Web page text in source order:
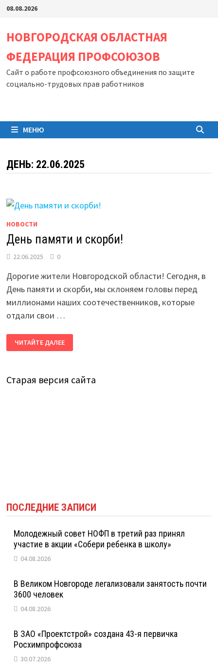
Перейти
содержимому
08.08.2026
НОВГОРОДСКАЯ ОБЛАСТНАЯ
ФЕДЕРАЦИЯ ПРОФСОЮЗОВ
Сайт о работе профсоюзного объединения по защите
социально-трудовых прав работников
МЕНЮ
ДЕНЬ: 22.06.2025
НОВОСТИ
День памяти и скорби!
22.06.2025 0
Дорогие жители Новгородской области! Сегодня, в
День памяти и скорби, мы склоняем головы перед
миллионами наших соотечественников, которые
отдали свои …
ПАМЯТИ
И
ЧИТАЙТЕ ДАЛЕЕ
Старая версия сайта
ПОСЛЕДНИЕ ЗАПИСИ
Молодежный совет НОФП в третий раз принял
участие в акции «Собери ребенка в школу»
04.08.2026
В Великом Новгороде легализовали занятость почти
3600 человек
04.08.2026
В ЗАО «Проектстрой» создана 43-я первичка
Росхимпрофсоюза
30.07.2026